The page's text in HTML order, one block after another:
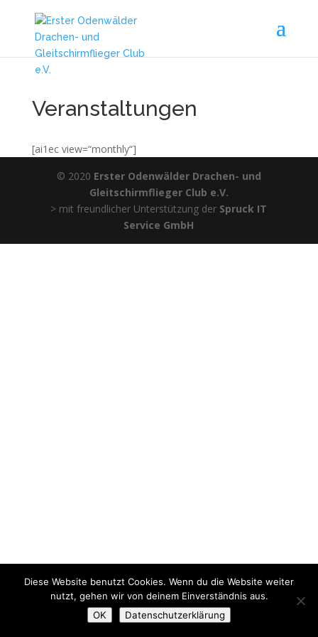
Veranstaltungen
[ai1ec view=“monthly“]
© 2020 Erster Odenwälder Drachen- und
Gleitschirmflieger Club e.V.
> mit freundlicher Unterstützung der Spruck IT
Service GmbH
Diese Website benutzt Cookies. Wenn du die Website weiter
nutzt, gehen wir von deinem Einverständnis aus.
OK
Datenschutzerklärung